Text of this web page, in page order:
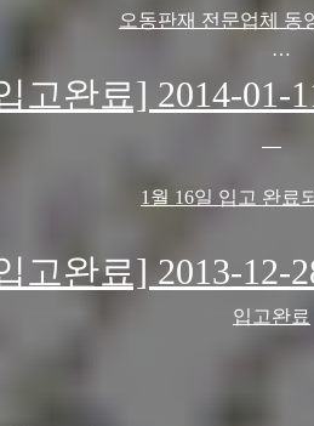
5월 20일 중국 출
오동판재 전문업체 동
2014년 6월부
- 규격(두께,폭,
9MM 1100 x
9MM 1200 x
고완료] 2014-01-
1월 16일 입고 완료
고완료] 2013-12-
입고완료